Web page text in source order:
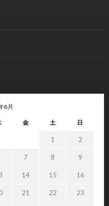
8月
金 土 日
1 2
7 8 9
14 15 16
21 22 23